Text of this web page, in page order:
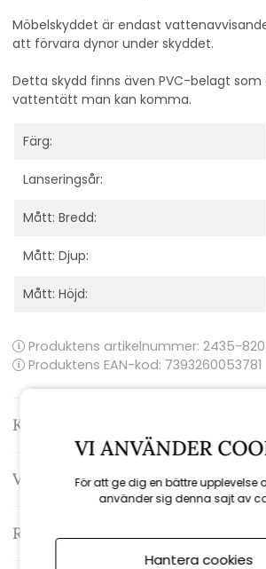
Möbelskyddet är endast
att förvara dynor under skyddet.
Detta skydd finns även PVC-belagt som
vattentätt man kan komma.
Färg:
Lanseringsår:
Mått: Bredd:
Mått: Djup:
Mått: Höjd:
Produktens artikelnummer: 2435-820
Produktens EAN-kod: 7393260053781
Kontakta oss
Varumärke: Brafab
Recensioner
VI ANVÄNDER
För att ge dig en bättre upplevelse
använder sig denna sajt av
Hantera cookies